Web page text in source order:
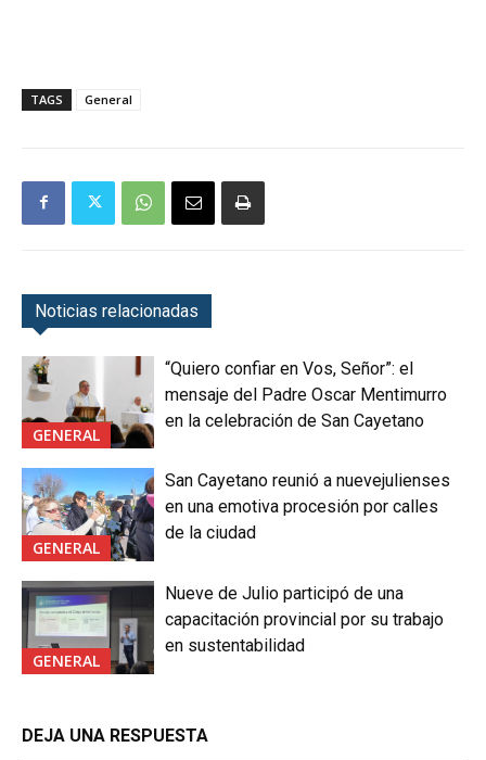
TAGS General
Noticias relacionadas
GENERAL
“Quiero confiar en Vos, Señor”: el
mensaje del Padre Oscar Mentimurro
en la celebración de San Cayetano
GENERAL
San Cayetano reunió a nuevejulienses
en una emotiva procesión por calles
de la ciudad
GENERAL
Nueve de Julio participó de una
capacitación provincial por su trabajo
en sustentabilidad
DEJA UNA RESPUESTA